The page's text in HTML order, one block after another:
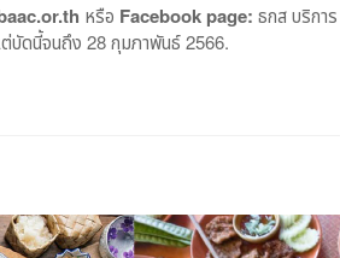
หรือ Facebook page: ธกส บริการ
บัดนี้จนถึง 28 กุมภาพันธ์ 2566.